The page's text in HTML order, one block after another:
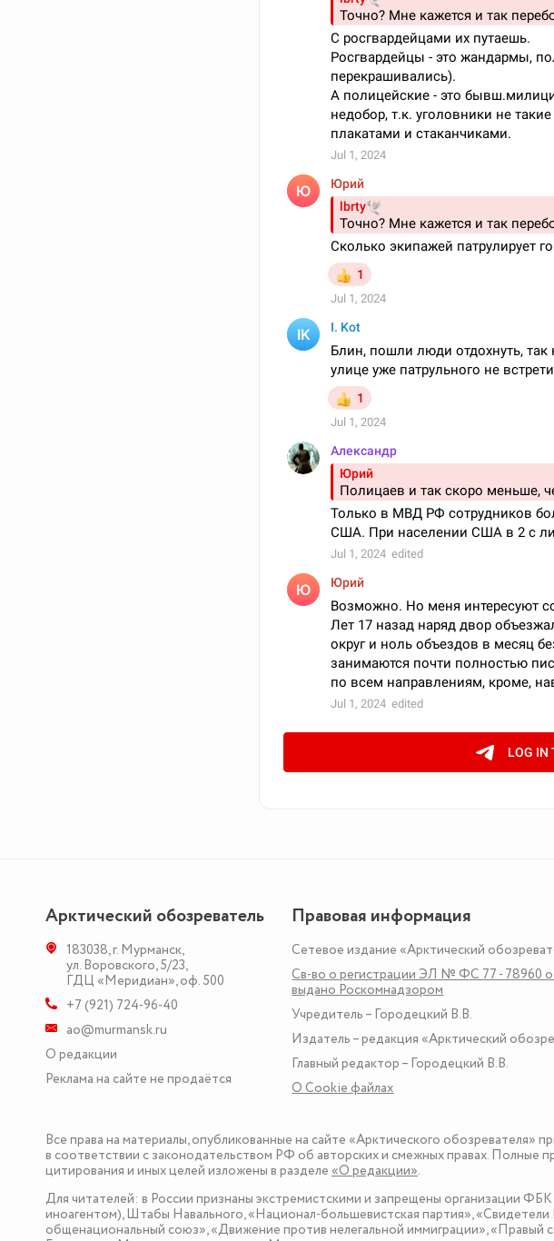
Арктический обозреватель
183038,г. Мурманск,
ул. Воровского, 5/23,
ГДЦ «Меридиан», оф. 500
+7 (921) 724-96-40
ao@murmansk.ru
О редакции
Реклама на сайте не продаётся
Правовая информация
Сетевое издание «Арктический
Св-во о регистрации ЭЛ № ФС 77 - 78960
выдано Роскомнадзором
Учредитель – Городецкий В.В.
Издатель – редакция «Арктический
Главный редактор – Городецкий В.В.
О Сookie файлах
Все права на материалы, опубликованные на сайте «Арктического обозревателя»
в соответствии с законодательством РФ об авторских и смежных правах. Полные
цитирования и иных целей изложены в разделе «О редакции».
Для читателей: в России признаны экстремистскими и запрещены организации
иноагентом), Штабы Навального, «Национал-большевистская партия»,
общенациональный союз», «Движение против нелегальной иммиграции»,